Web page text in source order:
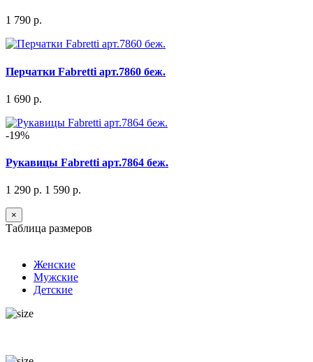
1 790 р.
Перчатки Fabretti арт.7860 беж.
1 690 р.
-19%
Рукавицы Fabretti арт.7864 беж.
1 290 р. 1 590 р.
×
Таблица размеров
Женские
Мужские
Детские